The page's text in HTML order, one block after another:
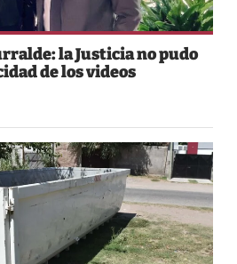
la Justicia no pudo
de los videos